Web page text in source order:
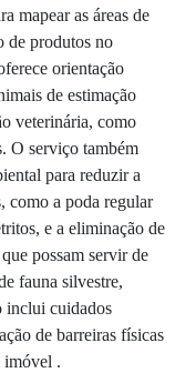
mapear as áreas de
de produtos no
orientação
de estimação
veterinária, como
O serviço também
para reduzir a
como a poda regular
e a eliminação de
possam servir de
fauna silvestre,
inclui cuidados
de barreiras físicas
imóvel .